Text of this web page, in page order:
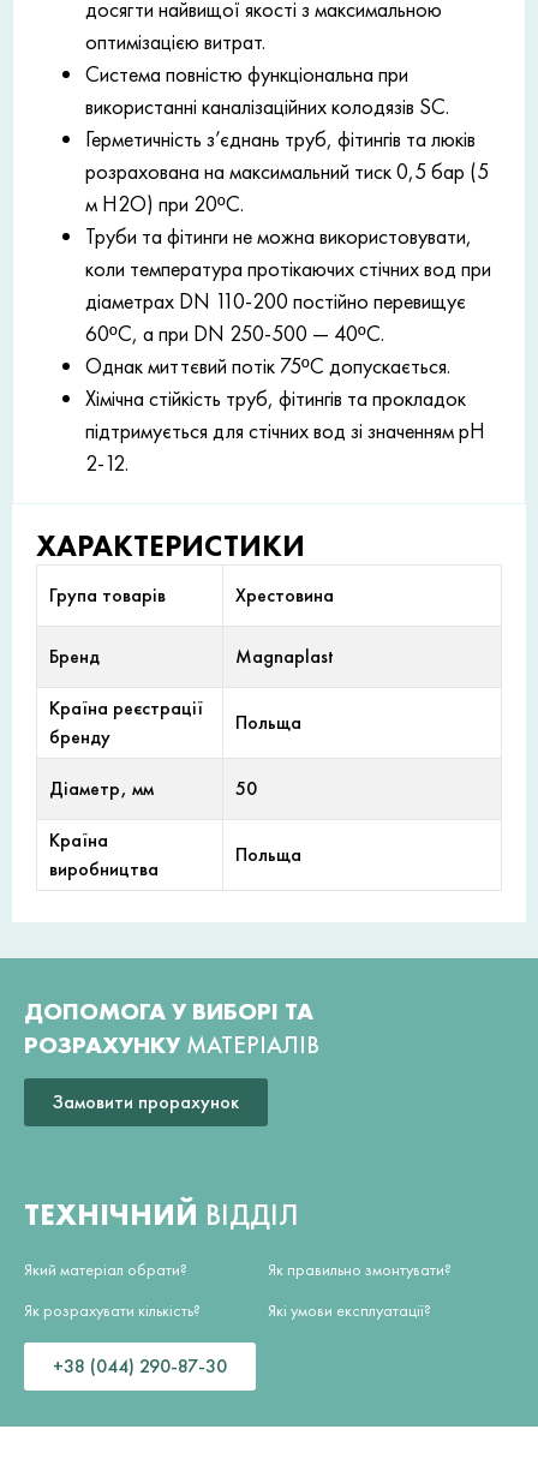
досягти найвищої якості з максимальною
оптимізацією витрат.
Система повністю функціональна при
використанні каналізаційних колодязів SC.
Герметичність з’єднань труб, фітингів та люків
розрахована на максимальний тиск 0,5 бар (5
м H2O) при 20ºC.
Труби та фітинги не можна використовувати,
коли температура протікаючих стічних вод при
діаметрах DN 110-200 постійно перевищує
60ºC, а при DN 250-500 — 40ºC.
Однак миттєвий потік 75ºC допускається.
Хімічна стійкість труб, фітингів та прокладок
підтримується для стічних вод зі значенням рН
2-12.
ХАРАКТЕРИСТИКИ
Група товарів Хрестовина
Бренд Magnaplast
Країна реєстрації
бренду
Польща
Діаметр, мм 50
Країна
виробництва
Польща
ДОПОМОГА У ВИБОРІ ТА
РОЗРАХУНКУ МАТЕРІАЛІВ
Замовити прорахунок
ТЕХНІЧНИЙ ВІДДІЛ
Який матеріал обрати?
Як розрахувати кількість?
Як правильно змонтувати?
Які умови експлуатації?
+38 (044) 290-87-30